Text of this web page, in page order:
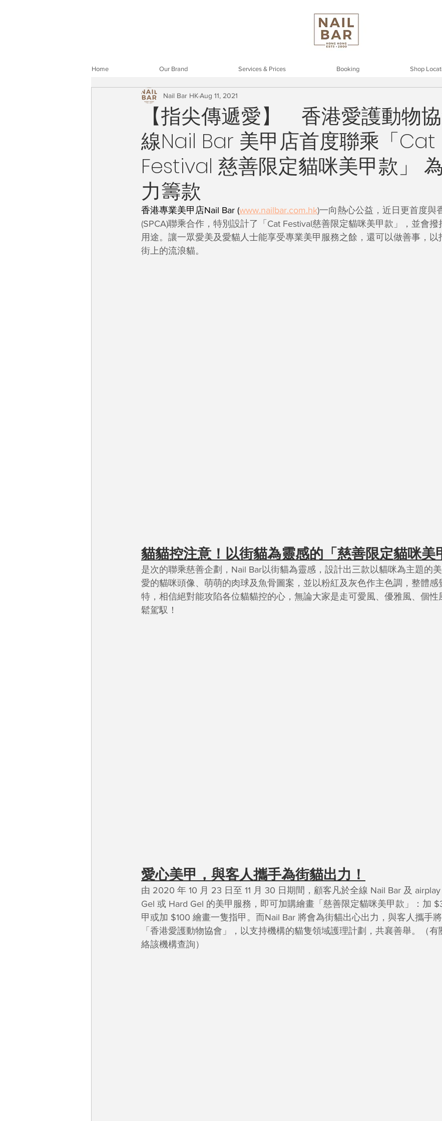
Home Our Brand Services & Prices Booking Shop
【指尖傳遞愛】 香港愛護動物
線Nail Bar 美甲店首度聯乘「Cat
Festival 慈善限定貓咪美甲款」
力籌款
Nail Bar HKAug 11, 2021
香港專業美甲店Nail Bar (www.nailbar.com.hk)一向熱心公益，近日更首度與
(SPCA)聯乘合作，特別設計了「Cat Festival慈善限定貓咪美甲款」，並會
用途。讓一眾愛美及愛貓人士能享受專業美甲服務之餘，還可以做善事，以
街上的流浪貓。
貓貓控注意！以街貓為靈感的「慈善限定貓咪美
是次的聯乘慈善企劃，Nail Bar以街貓為靈感，設計出三款以貓咪為主題的
愛的貓咪頭像、萌萌的肉球及魚骨圖案，並以粉紅及灰色作主色調，整體感
特，相信絕對能攻陷各位貓貓控的心，無論大家是走可愛風、優雅風、個性
鬆駕馭！
愛心美甲，與客人攜手為街貓出力！
由 2020 年 10 月 23 日至 11 月 30 日期間，顧客凡於全線 Nail Bar 及
Gel 或 Hard Gel 的美甲服務，即可加購繪畫「慈善限定貓咪美甲款」：加
甲或加 $100 繪畫一隻指甲。而Nail Bar 將會為街貓出心出力，與客人攜手
「香港愛護動物協會」，以支持機構的貓隻領域護理計劃，共襄善舉。（
絡該機構查詢）